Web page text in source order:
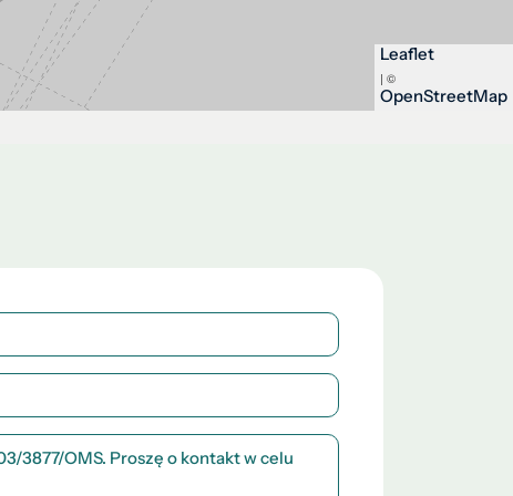
Leaflet
| ©
OpenStreetMap